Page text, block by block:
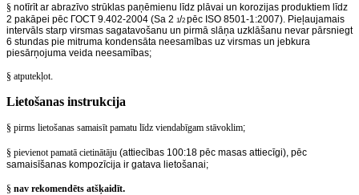
§ notīrīt ar abrazīvo strūklas paņēmienu līdz plāvai un korozijas produktiem līdz
2 pakāpei pēc ГОСТ 9.402-2004 (Sa 2 1/2 pēc ISO 8501-1:2007). Pieļaujamais
intervāls starp virsmas sagatavošanu un pirmā slāņa uzklāšanu nevar pārsniegt
6 stundas pie mitruma kondensāta neesamības uz virsmas un jebkura
piesārņojuma veida neesamības;
§ atputekļot.
Lietošanas instrukcija
§ pirms lietošanas samaisīt pamatu līdz viendabīgam stāvoklim;
§ pievienot pamatā cietinātāju (attiecības 100:18 pēc masas attiecīgi), pēc
samaisīšanas kompozīcija ir gatava lietošanai;
§ nav rekomendēts atšķaidīt.